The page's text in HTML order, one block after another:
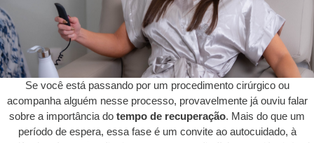
Se você está passando por um procedimento cirúrgico ou
acompanha alguém nesse processo, provavelmente já ouviu falar
sobre a importância do tempo de recuperação. Mais do que um
período de espera, essa fase é um convite ao autocuidado, à